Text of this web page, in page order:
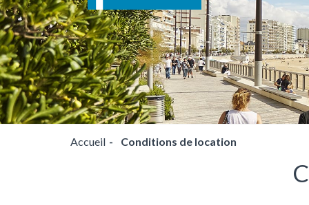
Accueil Conditions de location